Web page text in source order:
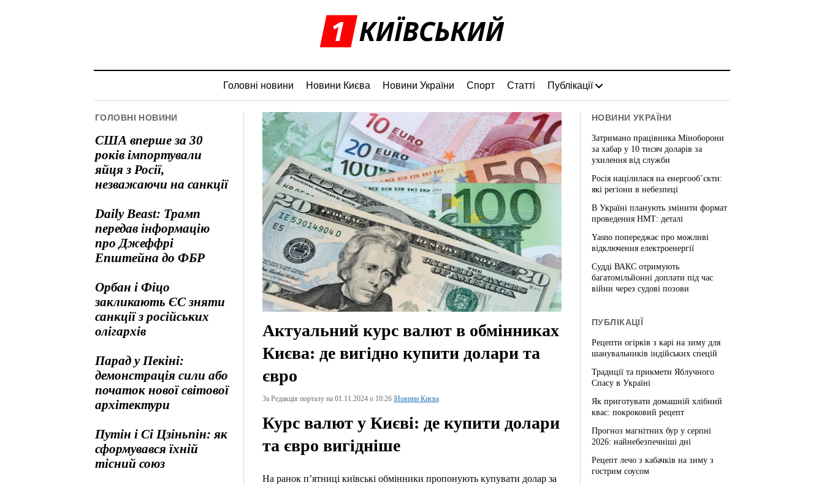
Головні новини Новини Києва Новини України Спорт Статті Публікації
ГОЛОВНІ НОВИНИ
США вперше за 30
років імпортували
яйця з Росії,
незважаючи на санкції
Daily Beast: Трамп
передав інформацію
про Джеффрі
Епштейна до ФБР
Орбан і Фіцо
закликають ЄС зняти
санкції з російських
олігархів
Парад у Пекіні:
демонстрація сили або
початок нової світової
архітектури
Путін і Сі Цзіньпін: як
сформувався їхній
тісний союз
Актуальний курс валют в обмінниках
Києва: де вигідно купити долари та
євро
За Редакція порталу на 01.11.2024 о 10:26 | Новини Києва
Курс валют у Києві: де купити долари
та євро вигідніше
На ранок п’ятниці київські обмінники пропонують купувати долар за
НОВИНИ УКРАЇНИ
Затримано працівника Міноборони
за хабар у 10 тисяч доларів за
ухилення від служби
Росія націлилася на енергооб’єкти:
які регіони в небезпеці
В Україні планують змінити формат
проведення НМТ: деталі
Yasno попереджає про можливі
відключення електроенергії
Судді ВАКС отримують
багатомільйонні доплати під час
війни через судові позови
ПУБЛІКАЦІЇ
Рецепти огірків з карі на зиму для
шанувальників індійських спецій
Традиції та прикмети Яблучного
Спасу в Україні
Як приготувати домашній хлібний
квас: покроковий рецепт
Прогноз магнітних бур у серпні
2026: найнебезпечніші дні
Рецепт лечо з кабачків на зиму з
гострим соусом